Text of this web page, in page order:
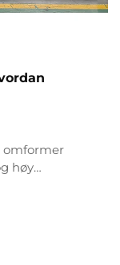
omformer
høy